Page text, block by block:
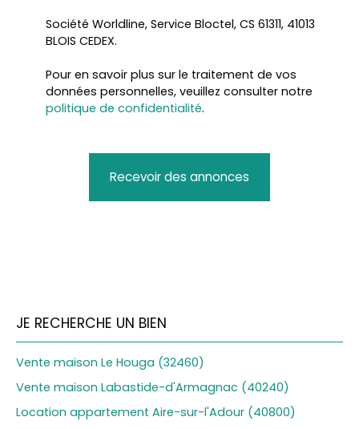
Société Worldline, Service Bloctel, CS 61311, 41013
BLOIS CEDEX.
Pour en savoir plus sur le traitement de vos
données personnelles, veuillez consulter notre
politique de confidentialité.
Recevoir des annonces
JE RECHERCHE UN BIEN
Vente maison Le Houga (32460)
Vente maison Labastide-d'Armagnac (40240)
Location appartement Aire-sur-l'Adour (40800)